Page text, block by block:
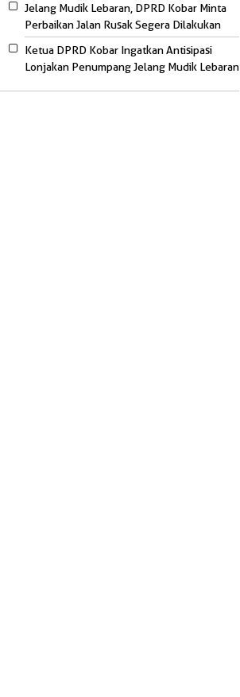
Jelang Mudik Lebaran, DPRD Kobar Minta
Perbaikan Jalan Rusak Segera Dilakukan
Ketua DPRD Kobar Ingatkan Antisipasi
Lonjakan Penumpang Jelang Mudik Lebaran